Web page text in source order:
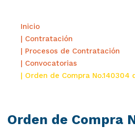
Inicio
| Contratación
| Procesos de Contratación
| Convocatorias
| Orden de Compra No.140304
Orden de Compra